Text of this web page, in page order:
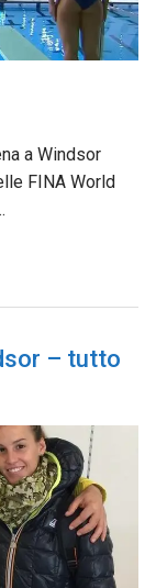
a Windsor
FINA World
– tutto